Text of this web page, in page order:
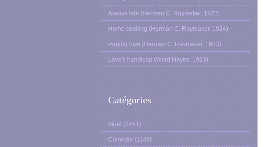
Always late (Herman C. Raymaker, 1923)
Home cooking (Herman C. Raymaker, 1924)
Paging love (Herman C. Raymaker, 1923)
Love's handicap (Ward Hayes, 1923)
Catégories
Muet (2451)
Comédie (1149)